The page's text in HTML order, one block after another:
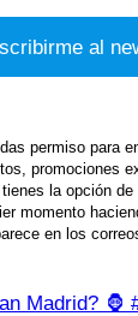
permiso para
promociones
la opción de
momento
en los
Madrid? 🦍